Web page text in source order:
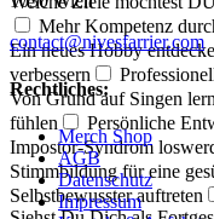
contact@nivesfarrier.com
Rechtliches:
Merch Shop
AGB
Datenschutz
Impressum
Mehr Kompetenz
Ein neues Hobby
verbessern
Von Grund auf Singen
fühlen
Persönliche
Impostor-Syndrom
Stimmbildung für eine
Selbstbewusster auftreten